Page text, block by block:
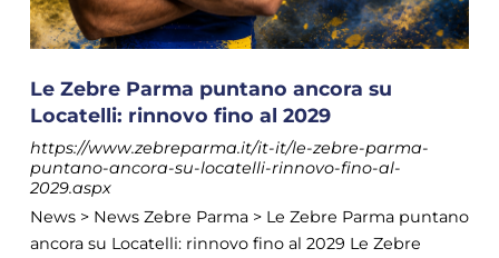
Le Zebre Parma puntano ancora su
Locatelli: rinnovo fino al 2029
https://www.zebreparma.it/it-it/le-zebre-parma-
puntano-ancora-su-locatelli-rinnovo-fino-al-
2029.aspx
News > News Zebre Parma > Le Zebre Parma puntano
ancora su Locatelli: rinnovo fino al 2029 Le Zebre